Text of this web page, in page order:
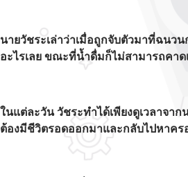
นายวัชระเล่าว่าเมื่อถูกจับตัวมาที่ฉนว
อะไรเลย ขณะที่น้ำดื่มก็ไม่สามารถคาด
ในแต่ละวัน วัชระทำได้เพียงดูเวลาจ
ต้องมีชีวิตรอดออกมาและกลับไปหาคร